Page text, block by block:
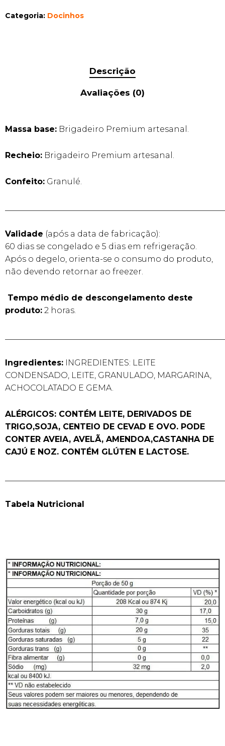
Categoria: Docinhos
Descrição
Avaliações (0)
Massa base: Brigadeiro Premium artesanal.
Recheio: Brigadeiro Premium artesanal.
Confeito: Granulé.
Validade (após a data de fabricação):
60 dias se congelado e 5 dias em refrigeração.
Após o degelo, orienta-se o consumo do produto,
não devendo retornar ao freezer.
Tempo médio de descongelamento deste
produto: 2 horas.
Ingredientes: INGREDIENTES: LEITE
CONDENSADO, LEITE, GRANULADO, MARGARINA,
ACHOCOLATADO E GEMA.
ALÉRGICOS: CONTÉM LEITE, DERIVADOS DE
TRIGO,SOJA, CENTEIO DE CEVAD E OVO. PODE
CONTER AVEIA, AVELÃ, AMENDOA,CASTANHA DE
CAJÚ E NOZ. CONTÉM GLÚTEN E LACTOSE.
Tabela Nutricional